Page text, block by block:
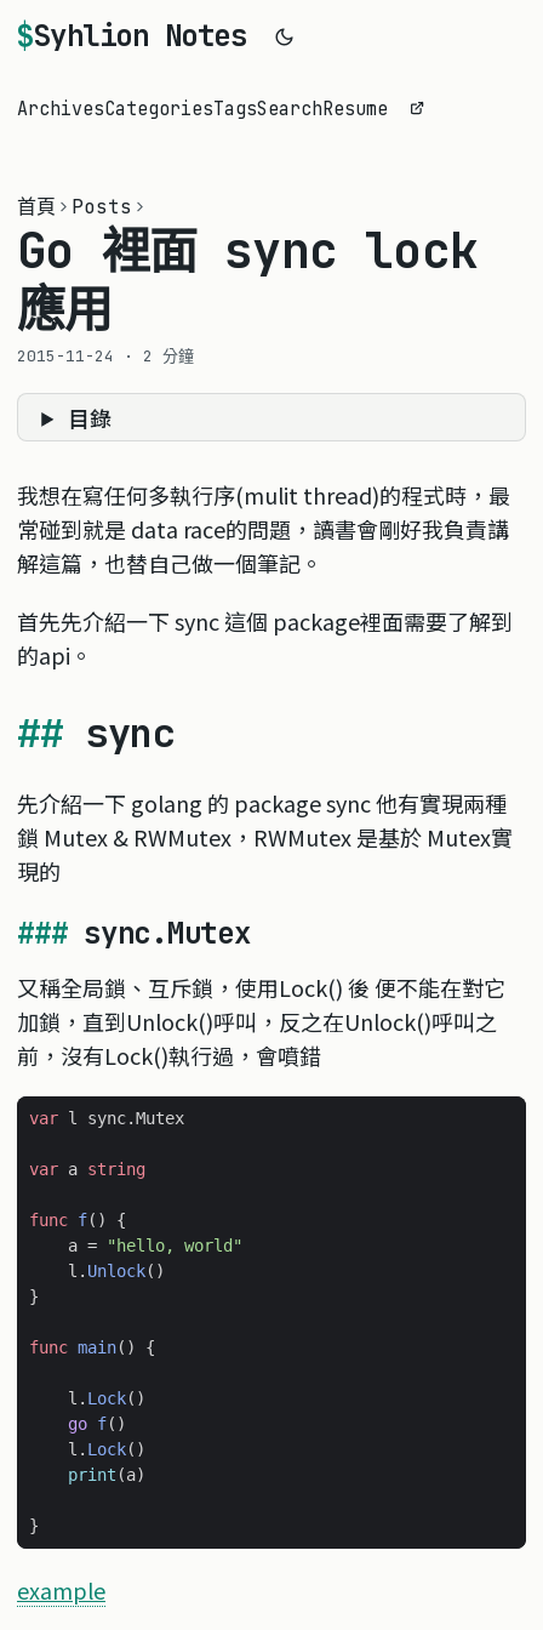
Syhlion Notes
ArchivesCategoriesTagsSearchResume
首頁 Posts
Go 裡面 sync lock
應用
2015-11-24 · 2 分鐘
目錄
我想在寫任何多執行序(mulit thread)的程式時，最
常碰到就是 data race的問題，讀書會剛好我負責講
解這篇，也替自己做一個筆記。
首先先介紹一下 sync 這個 package裡面需要了解到
的api。
sync
先介紹一下 golang 的 package sync 他有實現兩種
鎖 Mutex & RWMutex，RWMutex 是基於 Mutex實
現的
sync.Mutex
又稱全局鎖、互斥鎖，使用Lock() 後 便不能在對它
加鎖，直到Unlock()呼叫，反之在Unlock()呼叫之
前，沒有Lock()執行過，會噴錯
var l sync.Mutex
var a string
func f()
{
a =
"hello, world"
l . Unlock()
}
func main() {
l . Lock()
go f()
l . Lock()
print (a)
}
example